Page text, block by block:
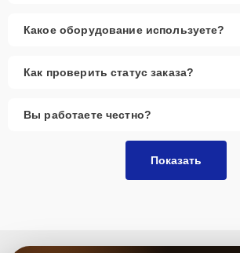
Какое оборудование используете?
Как проверить статус заказа?
Вы работаете честно?
Показать